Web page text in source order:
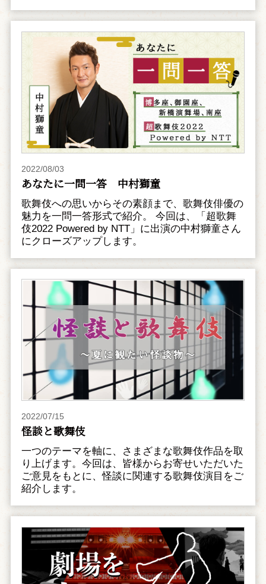
2022/08/03
あなたに一問一答 中村獅童
歌舞伎への思いからその素顔まで、歌舞伎俳優の
魅力を一問一答形式で紹介。 今回は、「超歌舞
伎2022 Powered by NTT」に出演の中村獅童さん
にクローズアップします。
2022/07/15
怪談と歌舞伎
一つのテーマを軸に、さまざまな歌舞伎作品を取
り上げます。今回は、皆様からお寄せいただいた
ご意見をもとに、怪談に関連する歌舞伎演目をご
紹介します。